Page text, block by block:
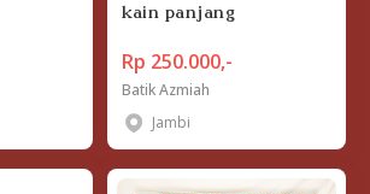
kain panjang
Rp 250.000,-
Batik Azmiah
Jambi